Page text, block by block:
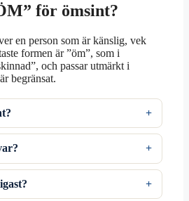
för ömsint?
en person som är känslig, vek
formen är ”öm”, som i
och passar utmärkt i
begränsat.